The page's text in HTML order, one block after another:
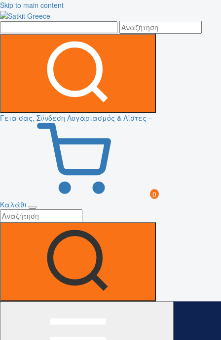
Skip to main content
Γεια σας, Σύνδεση Λογαριασμός & Λίστες
0
Καλάθι